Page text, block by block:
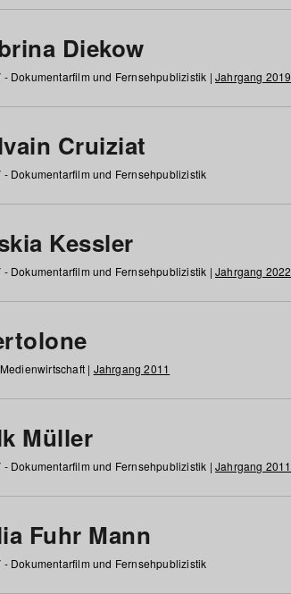
Diekow
- Dokumentarfilm und Fernsehpublizistik | Jahrgang 2019
Cruiziat
- Dokumentarfilm und Fernsehpublizistik
Kessler
- Dokumentarfilm und Fernsehpublizistik | Jahrgang 2022
| Jahrgang 2011
Müller
- Dokumentarfilm und Fernsehpublizistik | Jahrgang 2011
Fuhr Mann
- Dokumentarfilm und Fernsehpublizistik